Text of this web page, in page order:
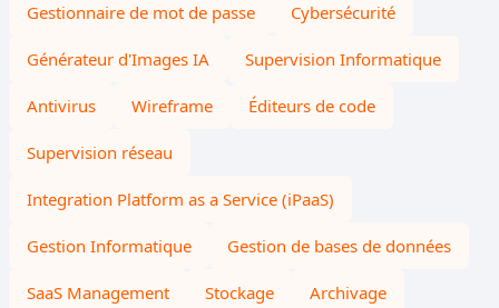
Gestionnaire de mot de passe Cybersécurité
Générateur d'Images IA Supervision Informatique
Antivirus Wireframe Éditeurs de code
Supervision réseau
Integration Platform as a Service (iPaaS)
Gestion Informatique Gestion de bases de données
SaaS Management Stockage Archivage